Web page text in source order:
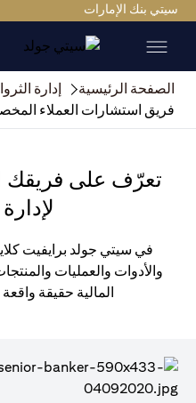
سيتي بنك الإمارات
الصفحة الرئيسية إدارة
فريق استشارات العملاء
تعرّف على
في سيتي جولد برايفيت
والأدوات والعمليات
المالية حقيقة